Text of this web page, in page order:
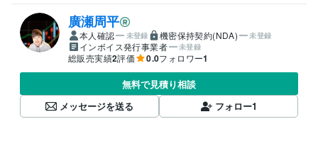
廣瀬周平
本人確認 未登録 機密保持契約(NDA) 未登録
インボイス発行事業者 未登録
総販売実績2評価 0.0フォロワー1
無料で見積り相談
メッセージを送る
フォロー1